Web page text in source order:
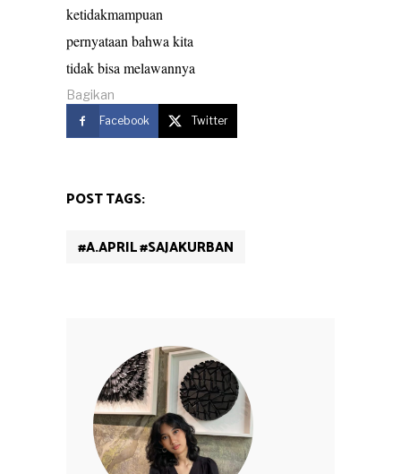
ketidakmampuan
pernyataan bahwa kita
tidak bisa melawannya
Bagikan
Facebook Twitter
POST TAGS:
#A.APRIL #SAJAKURBAN